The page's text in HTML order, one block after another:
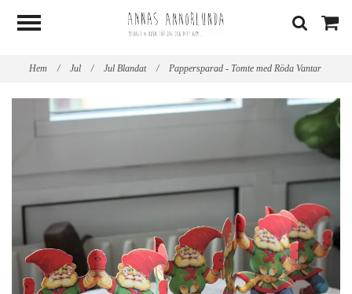
Hem / Jul / Jul Blandat / Pappersparad - Tomte med Röda Vantar